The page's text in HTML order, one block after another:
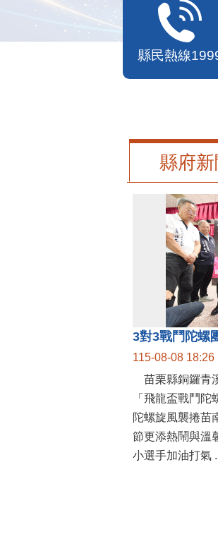
縣民熱線
縣府新
115-08-08 18:26
苗栗縣銅鑼青
「飛龍盃戰鬥
陀螺旋風襲捲苗
節更添熱鬧與溫
小選